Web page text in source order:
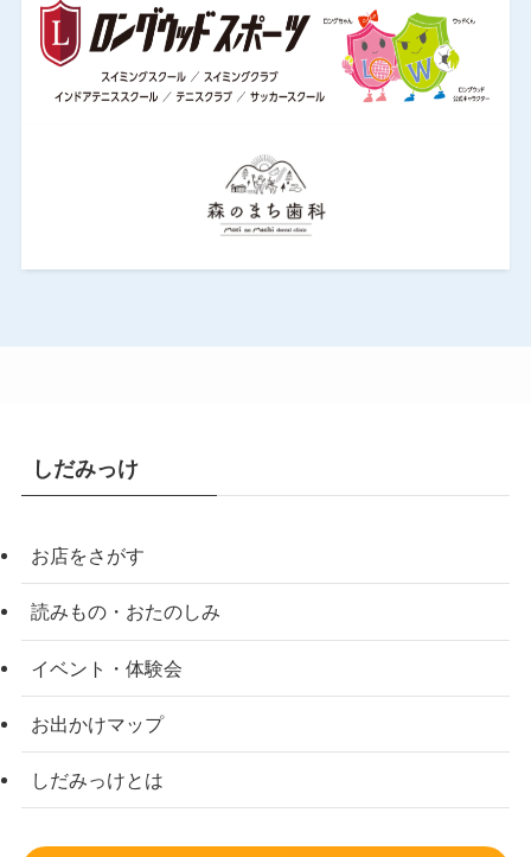
しだみっけ
お店をさがす
読みもの・おたのしみ
イベント・体験会
お出かけマップ
しだみっけとは